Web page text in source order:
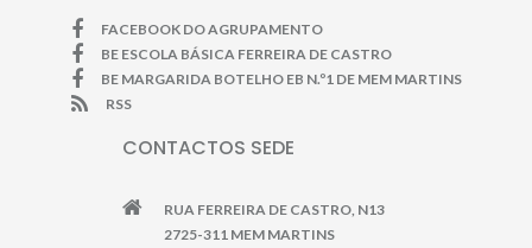
FACEBOOK DO AGRUPAMENTO
BE ESCOLA BÁSICA FERREIRA DE CASTRO
BE MARGARIDA BOTELHO EB N.º1 DE MEM MARTINS
RSS
CONTACTOS SEDE
RUA FERREIRA DE CASTRO, N13
2725-311 MEM MARTINS